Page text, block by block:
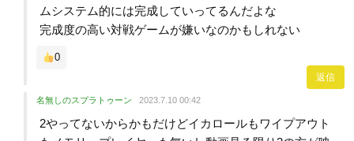
ムシステム的には完成していってるんだよな
完成度の高い対戦ゲームが嫌いなのかもしれない
0
返信
名無しのスプラトゥーン 2023.7.10 00:42
2やってないからかもだけどイカロールもワイプアウト